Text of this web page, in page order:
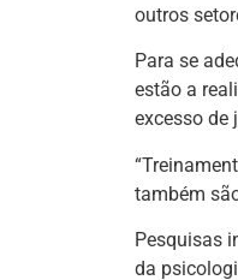
outros
Para se
estão a
excesso de
também
Pesquisas
da